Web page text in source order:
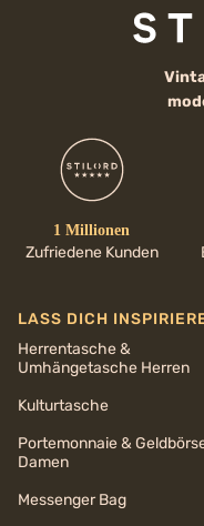
1 Millionen
Zufriedene Kunden
LASS DICH
Herrentasche &
Umhängetasche Herren
Kulturtasche
Portemonnaie &
Damen
Messenger Bag